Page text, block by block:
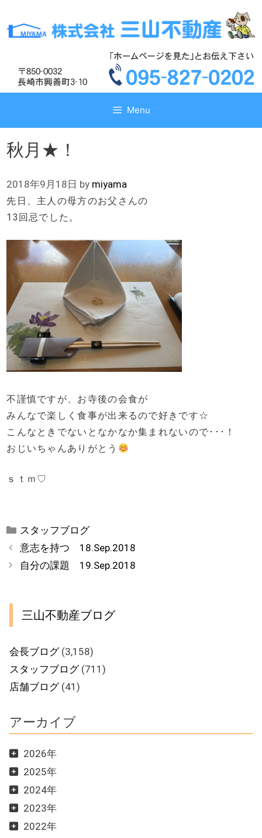
テ
ス
テ
ス
Menu
秋月★！
2018年9月18日 by miyama
先日、主人の母方のお父さんの
13回忌でした。
不謹慎ですが、お寺後の会食が
みんなで楽しく食事が出来るので好きです☆
こんなときでないとなかなか集まれないので･･･！
おじいちゃんありがとう
ｓｔｍ♡
カ
テ
リ
スタッフブログ
意志を持つ 18.Sep.2018
自分の課題 19.Sep.2018
三山不動産ブログ
会長ブログ(3,158)
スタッフブログ(711)
店舗ブログ(41)
アーカイブ
2026年
2025年
2024年
2023年
2022年